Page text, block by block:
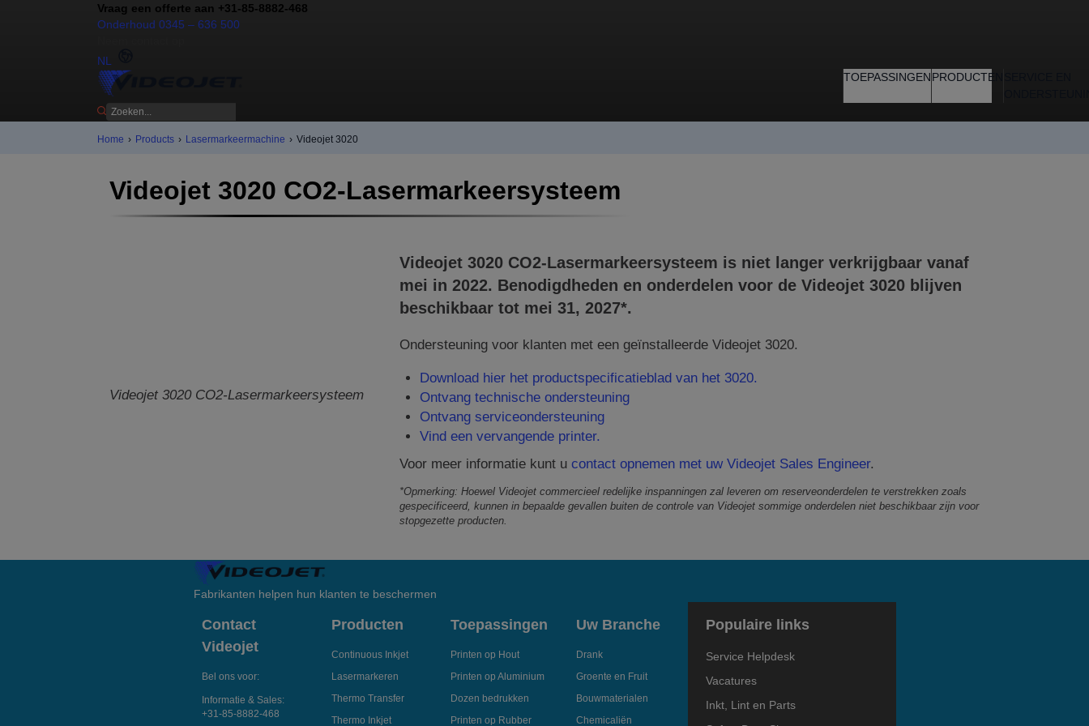
Vraag een offerte aan +31-85-8882-468
Onderhoud 0345 – 636 500
NL
TOEPASSINGENPRODUCTEN
Home › Products › Lasermarkeermachine › Videojet 3020
Videojet 3020 CO2-Lasermarkeersysteem
Videojet 3020 CO2-Lasermarkeersysteem
Videojet 3020CO2-Lasermarkeersysteem is niet langer verkrijgbaar vanaf
mei in 2022. Benodigdheden en onderdelen voor de Videojet 3020blijven
beschikbaar tot mei 31, 2027*.
Ondersteuning voor klanten met een geïnstalleerde Videojet 3020.
Download hier het productspecificatieblad van het 3020.
Ontvang technische ondersteuning
Ontvang serviceondersteuning
Vind een vervangende printer.
Voor meer informatie kunt u contact opnemen met uw Videojet Sales Engineer.
*Opmerking: Hoewel Videojet commercieel redelijke inspanningen zal leveren om reserveonderdelen te verstrekken zoals
gespecificeerd, kunnen in bepaalde gevallen buiten de controle van Videojet sommige onderdelen niet beschikbaar zijn voor
stopgezette producten.
Fabrikanten helpen hun klanten te beschermen
Contact
Videojet
Bel ons voor:
Informatie & Sales:
+31-85-8882-468
Producten
Continuous Inkjet
Lasermarkeren
Thermo Transfer
Thermo Inkjet
Toepassingen
Printen op Hout
Printen op Aluminium
Dozen bedrukken
Printen op Rubber
Uw Branche
Drank
Groente en Fruit
Bouwmaterialen
Chemicaliën
Populaire links
Service Helpdesk
Vacatures
Inkt, Lint en Parts